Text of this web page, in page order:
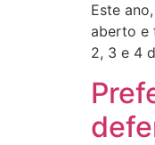
Este
aberto e
2, 3 e 4